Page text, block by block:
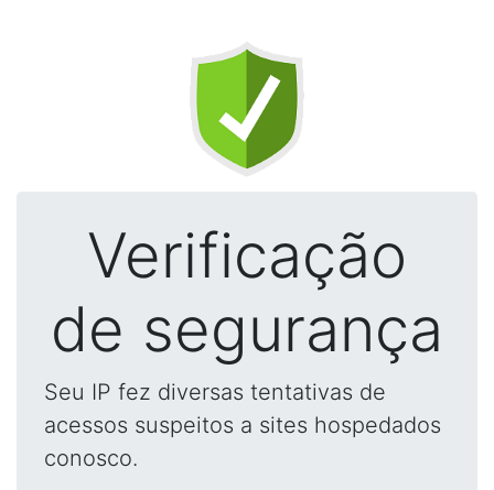
Verificação
de segurança
Seu IP fez diversas tentativas de
acessos suspeitos a sites hospedados
conosco.